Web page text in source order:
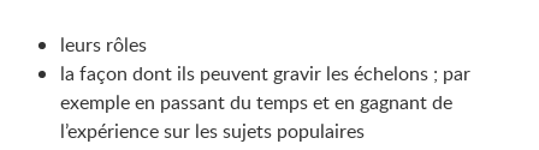
leurs rôles
la façon dont ils peuvent gravir les échelons ; par
exemple en passant du temps et en gagnant de
l’expérience sur les sujets populaires